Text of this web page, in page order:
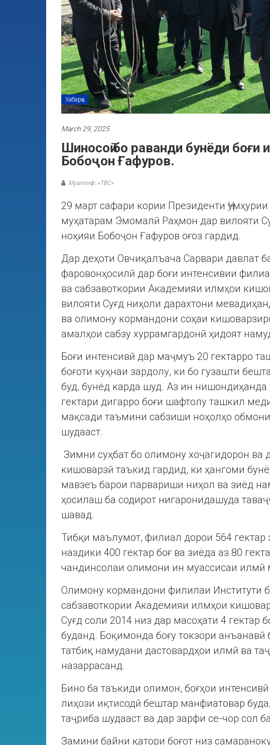
Хабарҳо
March 29, 2025
Шиносоӣ бо раванди бунёди боғи
Бобоҷон Ғафуров.
Муаллиф: «ТВС»
29 март сафари кории Президенти
муҳатарам Эмомалӣ Раҳмон дар вилояти
ноҳияи Бобоҷон Ғафуров оғоз гардид.
Дар деҳоти Овчиқалъача Сарвари давлат
фаровонҳосилӣ дар боғи интенсивии
ва сабзавоткории Академияи илмҳои
вилояти Суғд ниҳоли дарахтони
ва олимону кормандони соҳаи
амалҳои сабзу хуррамгардонӣ ҳидоят
Боғи интенсивӣ дар маҷмуъ 20 гектарро
боғоти куҳнаи зардолу, ки бо гузашти
буд, бунёд карда шуд. Аз ин нишондиҳанда
гектари дигарро боғи шафтолу ташкил
мақсади таъмини сабзиши ноҳолҳо
шудааст.
Зимни суҳбат бо олимону хоҷагидорон ва
кишоварзӣ таъкид гардид, ки ҳангоми
мавзеъ барои парвариши ниҳол ва зиёд
ҳосилаш ба содирот нигаронидашуда
шавад.
Тибқи маълумот, филиал дорои 564
наздики 400 гектар боғ ва зиёда аз 80
чандинсолаи олимони ин муассисаи илмӣ
Олимону кормандони филилаи Институти
сабзавоткории Академияи илмҳои
Суғд соли 2014 низ дар масоҳати 4 гектар
буданд. Боқимонда боғу токзори анъанавӣ
татбиқ намудани дастовардҳои илмӣ ва
назаррасанд.
Бино ба таъкиди олимон, боғҳои
лиҳози иқтисодӣ бештар манфиатовар
таҷриба шудааст ва дар зарфи се-чор сол
Замини байни қатори боғот низ